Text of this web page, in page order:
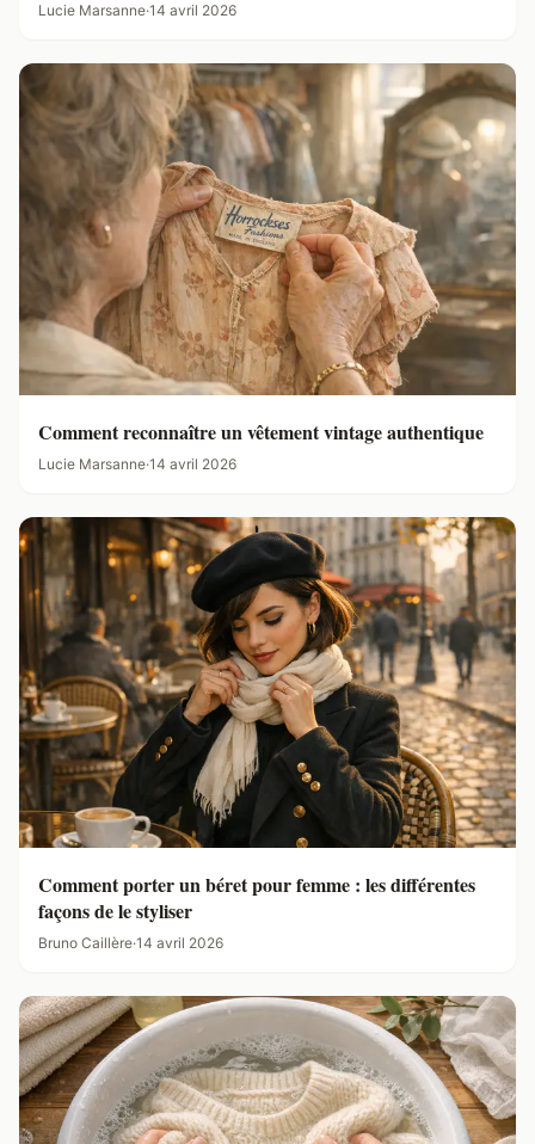
Lucie Marsanne·14 avril 2026
Comment reconnaître un vêtement vintage authentique
Lucie Marsanne·14 avril 2026
Comment porter un béret pour femme : les différentes
façons de le styliser
Bruno Caillère·14 avril 2026